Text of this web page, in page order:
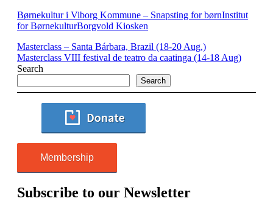
Børnekultur i Viborg Kommune – Snapsting for børnInstitut
for BørnekulturBorgvold Kiosken
Masterclass – Santa Bárbara, Brazil (18-20 Aug.)
Masterclass VIII festival de teatro da caatinga (14-18 Aug)
Search
Search
Membership
Subscribe to our Newsletter